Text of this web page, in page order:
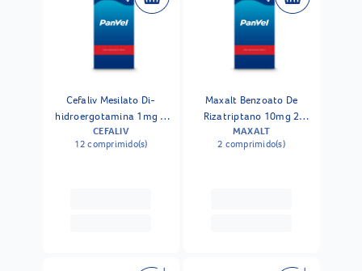
Cefaliv Mesilato Di-
hidroergotamina 1mg +
Dipirona Monoidratada
350mg + Cafeína 100mg
CEFALIV
12 comprimido(s)
Maxalt Benzoato De
Rizatriptano 10mg 2
Comprimidos
MAXALT
2 comprimido(s)